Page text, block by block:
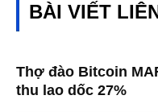
BÀI VIẾT
Thợ đào Bitcoin
thu lao dốc 27%